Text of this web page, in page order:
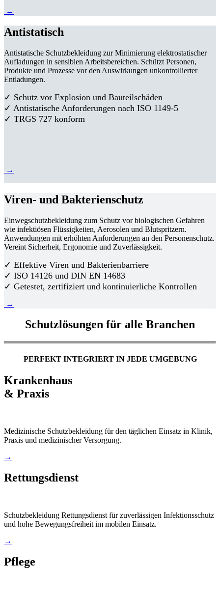
→
Antistatisch
Antistatische Schutzbekleidung zur Minimierung elektrostatischer
Aufladungen in sensiblen Arbeitsbereichen. Schützt Personen,
Produkte und Prozesse vor den Auswirkungen unkontrollierter
Entladungen.
✓ Schutz vor Explosion und Bauteilschäden
✓ Antistatische Anforderungen nach ISO 1149-5
✓ TRGS 727 konform
→
Viren- und Bakterienschutz
Einwegschutzbekleidung zum Schutz vor biologischen Gefahren
wie infektiösen Flüssigkeiten, Aerosolen und Blutspritzern.
Anwendungen mit erhöhten Anforderungen an den Personenschutz.
Vereint Sicherheit, Ergonomie und Zuverlässigkeit.
✓ Effektive Viren und Bakterienbarriere
✓ ISO 14126 und DIN EN 14683
✓ Getestet, zertifiziert und kontinuierliche Kontrollen
→
Schutzlösungen für alle Branchen
PERFEKT INTEGRIERT IN JEDE UMGEBUNG
Krankenhaus
& Praxis
Medizinische Schutzbekleidung für den täglichen Einsatz in Klinik,
Praxis und medizinischer Versorgung.
→
Rettungsdienst
Schutzbekleidung Rettungsdienst für zuverlässigen Infektionsschutz
und hohe Bewegungsfreiheit im mobilen Einsatz.
→
Pflege